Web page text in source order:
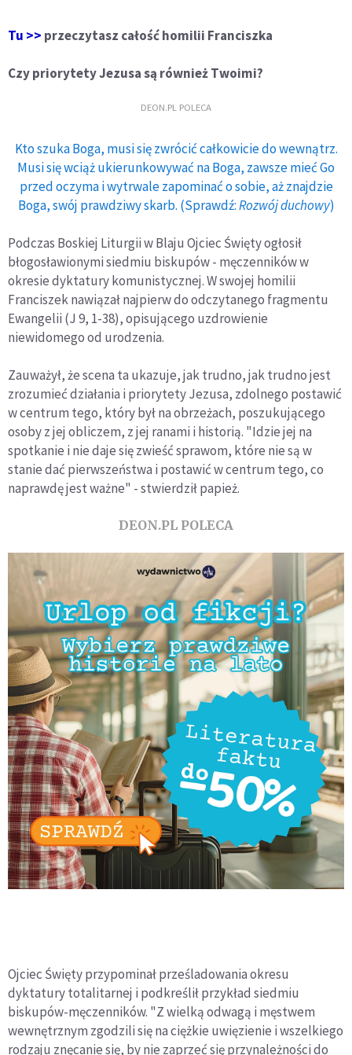
Tu >> przeczytasz całość homilii Franciszka
Czy priorytety Jezusa są również Twoimi?
DEON.PL POLECA
Kto szuka Boga, musi się zwrócić całkowicie do wewnątrz.
Musi się wciąż ukierunkowywać na Boga, zawsze mieć Go
przed oczyma i wytrwale zapominać o sobie, aż znajdzie
Boga, swój prawdziwy skarb. (Sprawdź:Rozwój duchowy)
Podczas Boskiej Liturgii w Blaju Ojciec Święty ogłosił
błogosławionymi siedmiu biskupów - męczenników w
okresie dyktatury komunistycznej. W swojej homilii
Franciszek nawiązał najpierw do odczytanego fragmentu
Ewangelii (J 9, 1-38), opisującego uzdrowienie
niewidomego od urodzenia.
Zauważył, że scena ta ukazuje, jak trudno, jak trudno jest
zrozumieć działania i priorytety Jezusa, zdolnego postawić
w centrum tego, który był na obrzeżach, poszukującego
osoby z jej obliczem, z jej ranami i historią. "Idzie jej na
spotkanie i nie daje się zwieść sprawom, które nie są w
stanie dać pierwszeństwa i postawić w centrum tego, co
naprawdę jest ważne" - stwierdził papież.
DEON.PL POLECA
Ojciec Święty przypominał prześladowania okresu
dyktatury totalitarnej i podkreślił przykład siedmiu
biskupów-męczenników. "Z wielką odwagą i męstwem
wewnętrznym zgodzili się na ciężkie uwięzienie i wszelkiego
rodzaju znęcanie się, by nie zaprzeć się przynależności do